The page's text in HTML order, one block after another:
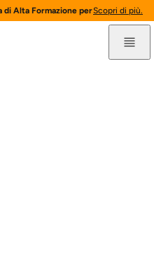
Alta Formazione per l'innovazione
Scopri di più.